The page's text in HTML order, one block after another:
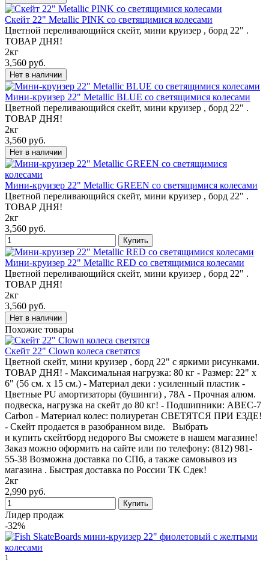
Скейт 22" Metallic PINK со светящимися колесами
Цветной переливающийся скейт, мини круизер , борд 22" .
ТОВАР ДНЯ!
2кг
3,560 руб.
Мини-круизер 22" Metallic BLUE со светящимися колесами
Цветной переливающийся скейт, мини круизер , борд 22" .
ТОВАР ДНЯ!
2кг
3,560 руб.
Мини-круизер 22" Metallic GREEN со светящимися колесами
Цветной переливающийся скейт, мини круизер , борд 22" .
ТОВАР ДНЯ!
2кг
3,560 руб.
Мини-круизер 22" Metallic RED со светящимися колесами
Цветной переливающийся скейт, мини круизер , борд 22" .
ТОВАР ДНЯ!
2кг
3,560 руб.
Похожие товары
Скейт 22" Сlown колеса светятся
Цветной скейт, мини круизер , борд 22" с яркими рисунками.
ТОВАР ДНЯ! - Максимальная нагрузка: 80 кг - Размер: 22" х
6" (56 см. х 15 см.) - Материал деки : усиленный пластик -
Цветные PU амортизаторы (бушинги) , 78А - Прочная алюм.
подвеска, нагрузка на скейт до 80 кг! - Подшипники: ABEC-7
Carbon - Материал колес: полиуретан СВЕТЯТСЯ ПРИ ЕЗДЕ!
- Скейт продается в разобранном виде. Выбрать
и купить скейтборд недорого Вы сможете в нашем магазине!
Заказ можно оформить на сайте или по телефону: (812) 981-
55-38 Возможна доставка по СПб, а также самовывоз из
магазина . Быстрая доставка по России ТК Сдек!
2кг
2,990 руб.
Лидер продаж
-32%
1